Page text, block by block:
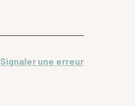
Signaler une erreur